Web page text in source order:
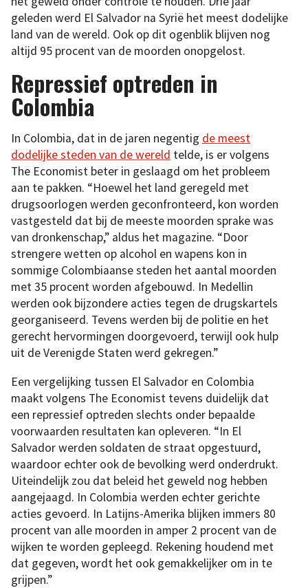
geleden werd El Salvador na Syrië het meest dodelijke
land van de wereld. Ook op dit ogenblik blijven nog
altijd 95 procent van de moorden onopgelost.
Repressief optreden in
Colombia
In Colombia, dat in de jaren negentig de meest
dodelijke steden van de wereld telde, is er volgens
The Economist beter in geslaagd om het probleem
aan te pakken. “Hoewel het land geregeld met
drugsoorlogen werden geconfronteerd, kon worden
vastgesteld dat bij de meeste moorden sprake was
van dronkenschap,” aldus het magazine. “Door
strengere wetten op alcohol en wapens kon in
sommige Colombiaanse steden het aantal moorden
met 35 procent worden afgebouwd. In Medellin
werden ook bijzondere acties tegen de drugskartels
georganiseerd. Tevens werden bij de politie en het
gerecht hervormingen doorgevoerd, terwijl ook hulp
uit de Verenigde Staten werd gekregen.”
Een vergelijking tussen El Salvador en Colombia
maakt volgens The Economist tevens duidelijk dat
een repressief optreden slechts onder bepaalde
voorwaarden resultaten kan opleveren. “In El
Salvador werden soldaten de straat opgestuurd,
waardoor echter ook de bevolking werd onderdrukt.
Uiteindelijk zou dat beleid het geweld nog hebben
aangejaagd. In Colombia werden echter gerichte
acties gevoerd. In Latijns-Amerika blijken immers 80
procent van alle moorden in amper 2 procent van de
wijken te worden gepleegd. Rekening houdend met
dat gegeven, wordt het ook gemakkelijker om in te
grijpen.”